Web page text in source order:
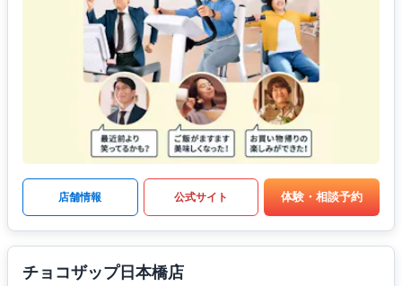
店舗情報 公式サイト 体験・相談予約
チョコザップ日本橋店